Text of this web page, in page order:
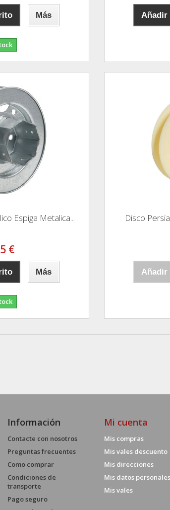
Más
Espiga Metalica...
€
Más
Disco
Información
Contacte con nosotros
Preguntas frecuentes
Como comprar
Condiciones de
transporte
Pago seguro
Mi cuenta
Mis compras
Mis vales descuento
Mis direcciones
Mis datos personales
Mis vales